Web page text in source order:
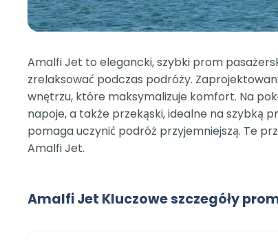
Amalfi Jet to elegancki, szybki prom
zrelaksować podczas podróży.
wnętrzu, które maksymalizuje komfort. Na
napoje, a także przekąski, idealne na szybką
pomaga uczynić podróż przyjemniejszą. Te
Amalfi Jet.
Amalfi Jet Kluczowe szczegóły